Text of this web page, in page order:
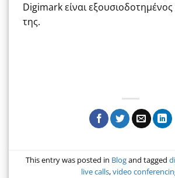
Digimark είναι
της.
This entry was posted in Blogand tagged
live calls,video